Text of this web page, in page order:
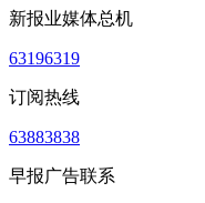
新报业媒体总机
63196319
订阅热线
63883838
早报广告联系